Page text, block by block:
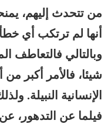
من تتحدث إليهم،
أنها لم ترتكب أي
وبالتالي فالتعاطف
شيئا، فالأمر أكبر
فيلما عن التدهور،